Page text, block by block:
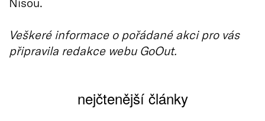
Veškeré informace o pořádané akci pro vás
připravila redakce webu GoOut.
nejčtenější články